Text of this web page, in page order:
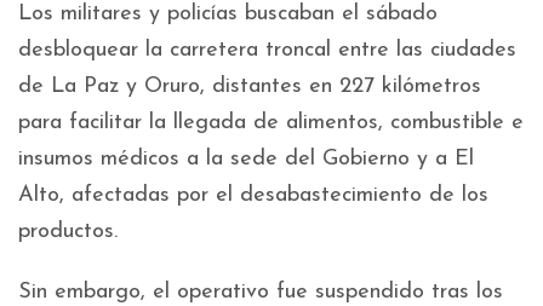
Los militares y policías buscaban el sábado
desbloquear la carretera troncal entre las ciudades
de La Paz y Oruro, distantes en 227 kilómetros
para facilitar la llegada de alimentos, combustible e
insumos médicos a la sede del Gobierno y a El
Alto, afectadas por el desabastecimiento de los
productos.
Sin embargo, el operativo fue suspendido tras los